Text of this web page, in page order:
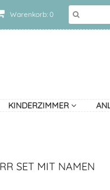
Warenkorb: 0
KINDERZIMMER
SET MIT NAMEN